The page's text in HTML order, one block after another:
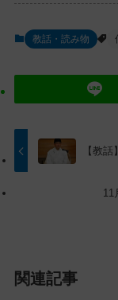
ッ
プ
に
動
す
る
教話・読み物
【教
11
関連記事